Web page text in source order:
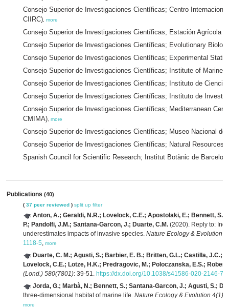
Consejo Superior de Investigaciones Científicas; Centro
CIIRC) more
Consejo Superior de Investigaciones Científicas; Estación Agrícola
Consejo Superior de Investigaciones Científicas; Evolutionary
Consejo Superior de Investigaciones Científicas; Experimental
Consejo Superior de Investigaciones Científicas; Institute of Marine
Consejo Superior de Investigaciones Científicas; Instituto de
Consejo Superior de Investigaciones Científicas; Instituto de
Consejo Superior de Investigaciones Científicas; Mediterranean
CMIMA) more
Consejo Superior de Investigaciones Científicas; Museo Nacional de
Consejo Superior de Investigaciones Científicas; Natural Resources
Spanish Council for Scientific Research; Institut Botànic de
Publications (40)
( 37 peer reviewed ) split up filter
Anton, A.; Geraldi, N.R.; Lovelock, C.E.; Apostolaki, E.; Bennett,
P.; Pandolfi, J.M.; Santana-Garcon, J.; Duarte, C.M. (2020). Reply to:
underestimates impacts of invasive species. Nature Ecology & Evolution
1118-5, more
Duarte, C. M.; Agusti, S.; Barbier, E. B.; Britten, G.L.; Castilla, J.C.;
Lovelock, C.E.; Lotze, H.K.; Predragovic, M.; Poloczanska, E.S.;
(Lond.) 580(7801): 39-51. https://dx.doi.org/10.1038/s41586-020-2146-7
Jorda, G.; Marbà, N.; Bennett, S.; Santana-Garcon, J.; Agusti, S.;
three-dimensional habitat of marine life. Nature Ecology & Evolution 4(1)
more